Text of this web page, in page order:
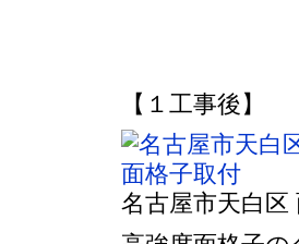
【１工事後】
名古屋市天白区